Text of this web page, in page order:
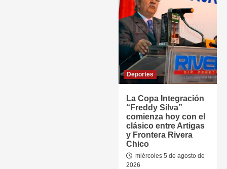
Deportes
La Copa Integración
“Freddy Silva”
comienza hoy con el
clásico entre Artigas
y Frontera Rivera
Chico
miércoles 5 de agosto de
2026